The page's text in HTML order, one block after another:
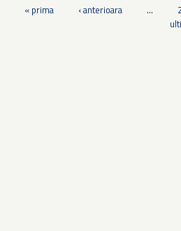
Pagini
« prima ‹ anterioara …